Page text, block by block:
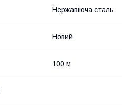
Нержавіюча сталь
Новий
100 м